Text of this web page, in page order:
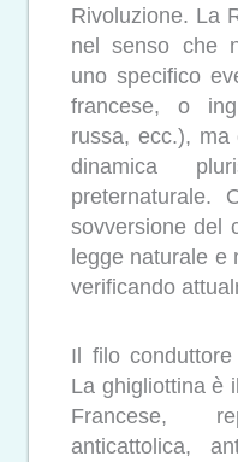
Rivoluzione. La
nel senso che
uno specifico
francese, o
russa, ecc.),
dinamica
preternaturale.
sovversione del
legge naturale e
verificando
Il filo
La ghigliottina è
Francese,
anticattolica,